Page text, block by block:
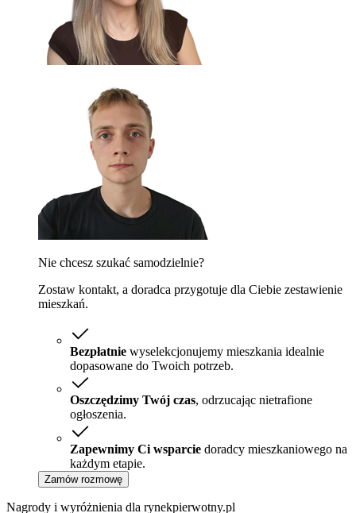
Nie chcesz szukać samodzielnie?
Zostaw kontakt, a doradca przygotuje dla Ciebie zestawienie
mieszkań.
Bezpłatnie wyselekcjonujemy mieszkania idealnie
dopasowane do Twoich potrzeb.
Oszczędzimy Twój czas, odrzucając nietrafione
ogłoszenia.
Zapewnimy Ci wsparcie doradcy mieszkaniowego na
każdym etapie.
Zamów rozmowę
Nagrody i wyróżnienia dla rynekpierwotny.pl